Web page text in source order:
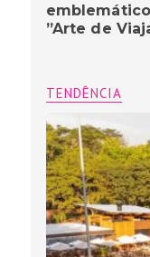
”Arte de
TENDÊNCIA